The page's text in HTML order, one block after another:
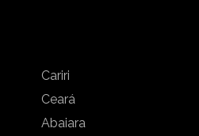
Cariri
Ceará
Abaiara